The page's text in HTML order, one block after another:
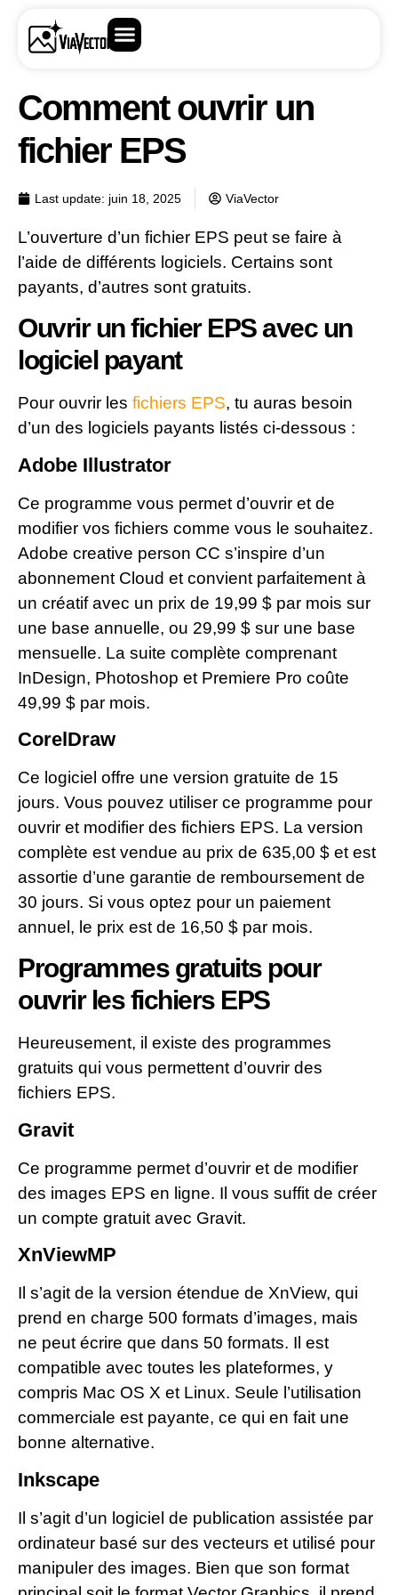
Comment ouvrir un
fichier EPS
Last update: juin 18, 2025 ViaVector
L’ouverture d’un fichier EPS peut se faire à
l’aide de différents logiciels. Certains sont
payants, d’autres sont gratuits.
Ouvrir un fichier EPS avec un
logiciel payant
Pour ouvrir les fichiers EPS, tu auras besoin
d’un des logiciels payants listés ci-dessous :
Adobe Illustrator
Ce programme vous permet d’ouvrir et de
modifier vos fichiers comme vous le souhaitez.
Adobe creative person CC s’inspire d’un
abonnement Cloud et convient parfaitement à
un créatif avec un prix de 19,99 $ par mois sur
une base annuelle, ou 29,99 $ sur une base
mensuelle. La suite complète comprenant
InDesign, Photoshop et Premiere Pro coûte
49,99 $ par mois.
CorelDraw
Ce logiciel offre une version gratuite de 15
jours. Vous pouvez utiliser ce programme pour
ouvrir et modifier des fichiers EPS. La version
complète est vendue au prix de 635,00 $ et est
assortie d’une garantie de remboursement de
30 jours. Si vous optez pour un paiement
annuel, le prix est de 16,50 $ par mois.
Programmes gratuits pour
ouvrir les fichiers EPS
Heureusement, il existe des programmes
gratuits qui vous permettent d’ouvrir des
fichiers EPS.
Gravit
Ce programme permet d’ouvrir et de modifier
des images EPS en ligne. Il vous suffit de créer
un compte gratuit avec Gravit.
XnViewMP
Il s’agit de la version étendue de XnView, qui
prend en charge 500 formats d’images, mais
ne peut écrire que dans 50 formats. Il est
compatible avec toutes les plateformes, y
compris Mac OS X et Linux. Seule l’utilisation
commerciale est payante, ce qui en fait une
bonne alternative.
Inkscape
Il s’agit d’un logiciel de publication assistée par
ordinateur basé sur des vecteurs et utilisé pour
manipuler des images. Bien que son format